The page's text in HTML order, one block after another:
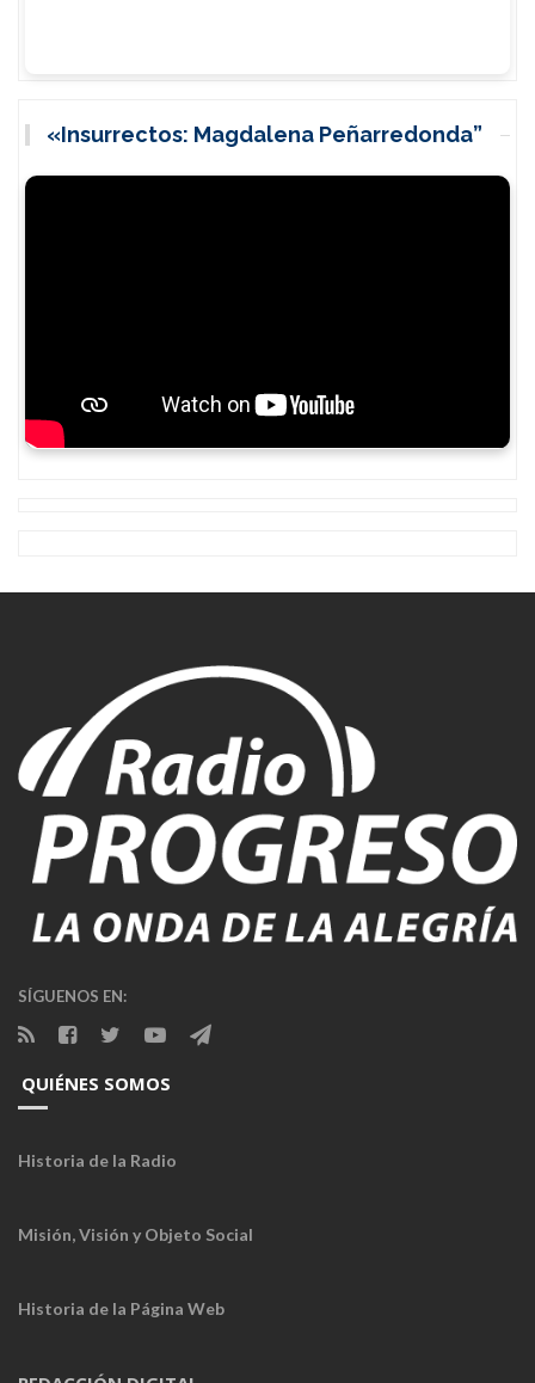
«Insurrectos: Magdalena Peñarredonda”
SÍGUENOS EN:
QUIÉNES SOMOS
Historia de la Radio
Misión, Visión y Objeto Social
Historia de la Página Web